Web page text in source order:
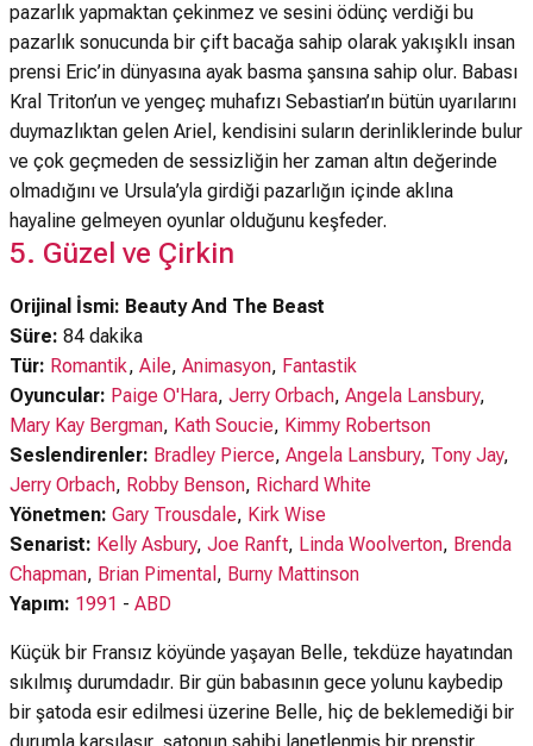
pazarlık yapmaktan çekinmez ve sesini ödünç verdiği bu
pazarlık sonucunda bir çift bacağa sahip olarak yakışıklı insan
prensi Eric’in dünyasına ayak basma şansına sahip olur. Babası
Kral Triton’un ve yengeç muhafızı Sebastian’ın bütün uyarılarını
duymazlıktan gelen Ariel, kendisini suların derinliklerinde bulur
ve çok geçmeden de sessizliğin her zaman altın değerinde
olmadığını ve Ursula’yla girdiği pazarlığın içinde aklına
hayaline gelmeyen oyunlar olduğunu keşfeder.
5. Güzel ve Çirkin
Orijinal İsmi: Beauty And The Beast
Süre: 84 dakika
Tür: Romantik, Aile, Animasyon, Fantastik
Oyuncular: Paige O'Hara, Jerry Orbach, Angela Lansbury,
Mary Kay Bergman, Kath Soucie, Kimmy Robertson
Seslendirenler: Bradley Pierce, Angela Lansbury, Tony Jay,
Jerry Orbach, Robby Benson, Richard White
Yönetmen: Gary Trousdale, Kirk Wise
Senarist: Kelly Asbury, Joe Ranft, Linda Woolverton, Brenda
Chapman, Brian Pimental , Burny Mattinson
Yapım: 1991 - ABD
Küçük bir Fransız köyünde yaşayan Belle, tekdüze hayatından
sıkılmış durumdadır. Bir gün babasının gece yolunu kaybedip
bir şatoda esir edilmesi üzerine Belle, hiç de beklemediği bir